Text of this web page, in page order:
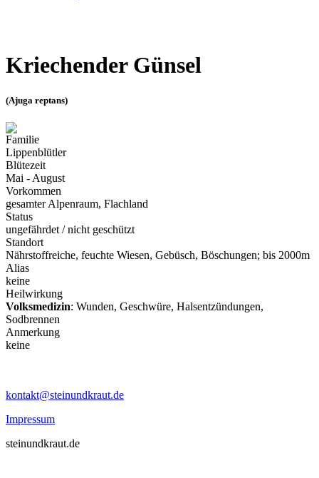
Kriechender Günsel
(Ajuga reptans)
Familie
Lippenblütler
Blütezeit
Mai - August
Vorkommen
gesamter Alpenraum, Flachland
Status
ungefährdet / nicht geschützt
Standort
Nährstoffreiche, feuchte Wiesen, Gebüsch, Böschungen; bis 2000m
Alias
keine
Heilwirkung
Volksmedizin: Wunden, Geschwüre, Halsentzündungen,
Sodbrennen
Anmerkung
keine
kontakt@steinundkraut.de
Impressum
steinundkraut.de